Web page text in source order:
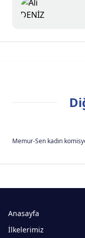
Memur-Sen kadın
Anasayfa
İlkelerimiz